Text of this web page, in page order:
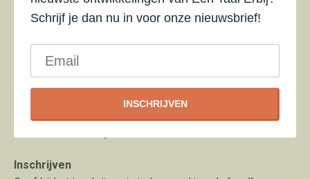
Verpleegkundig Specialisten Register (ID 608387)14
Kosten
€ 595,=
Locatie onder voorbehoud
The Colour Kitchen, Utrecht
Inschrijven
Schrijf je dan nu in voor onze nieuwsbrief!
INSCHRIJVEN